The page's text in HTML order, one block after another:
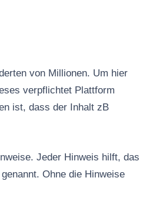
von Millionen. Um hier
verpflichtet Plattform
ist, dass der Inhalt zB
Jeder Hinweis hilft, das
Ohne die Hinweise